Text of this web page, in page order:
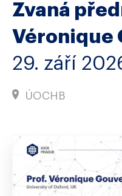
Zvaná
Véronique
29. září
ÚOCHB